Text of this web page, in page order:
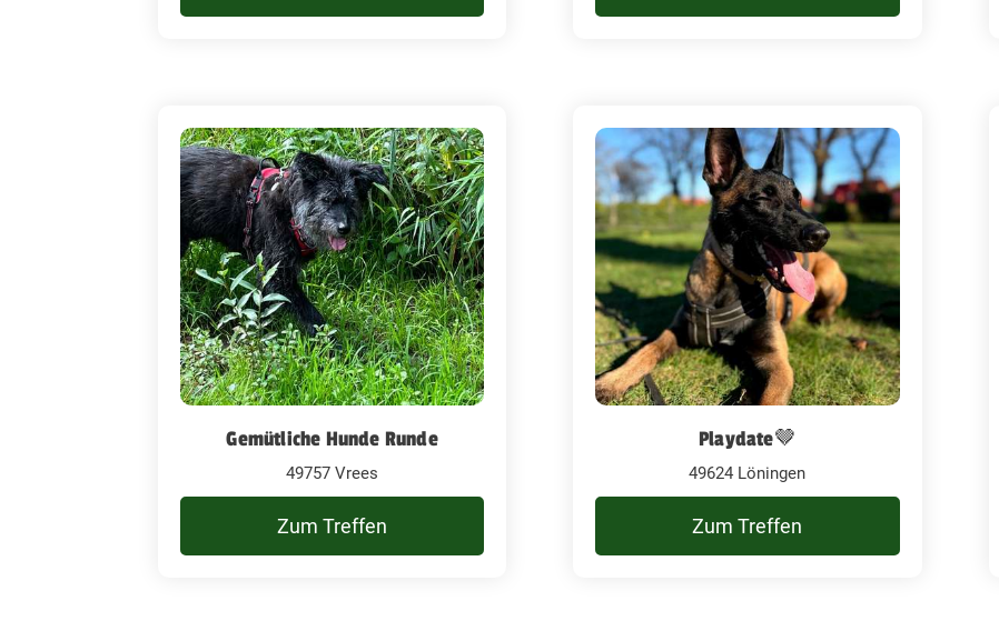
Gemütliche Hunde Runde
49757 Vrees
Zum Treffen
Playdate🤎
49624 Löningen
Zum Treffen